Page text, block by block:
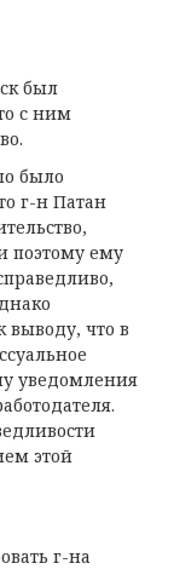
был
с ним
было
г-н Патан
поэтому ему
выводу, что в
уведомления
этой
г-на